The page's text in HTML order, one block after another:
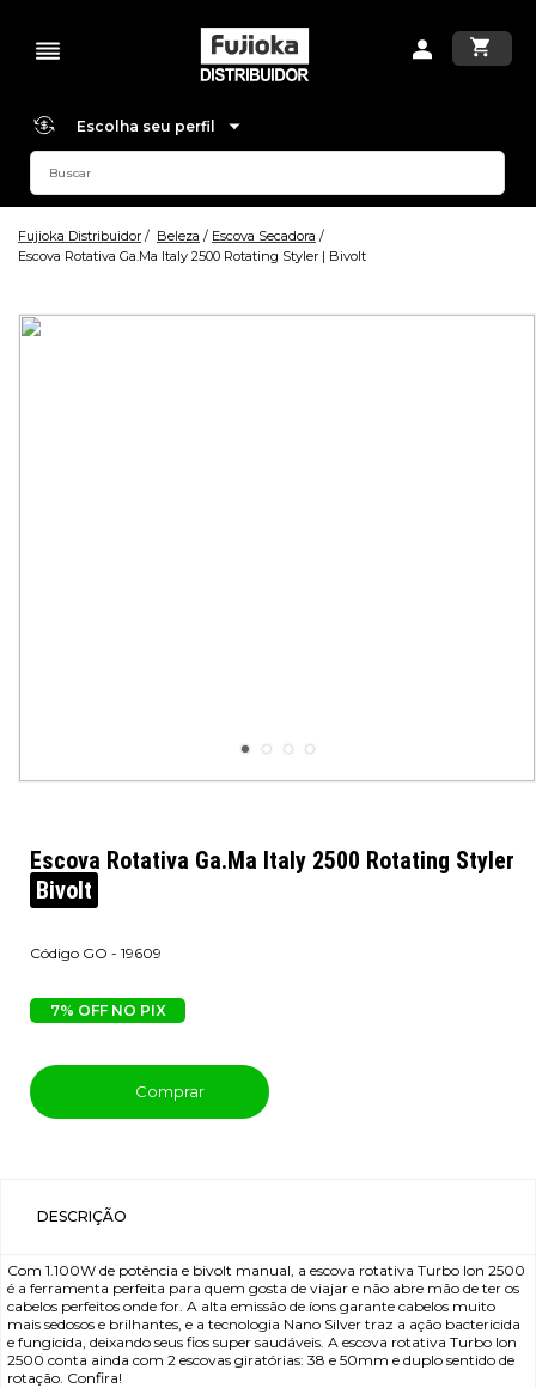
Escolha seu perfil
Fujioka Distribuidor Beleza
Escova Secadora
Escova Rotativa Ga.Ma Italy 2500 Rotating Styler | Bivolt
Escova Rotativa Ga.Ma Italy 2500 Rotating Styler
Bivolt
GO - 19609
7% OFF NO PIX
Comprar
DESCRIÇÃO
Com 1.100W de potência e bivolt manual, a escova rotativa Turbo Ion 2500
é a ferramenta perfeita para quem gosta de viajar e não abre mão de ter os
cabelos perfeitos onde for. A alta emissão de íons garante cabelos muito
mais sedosos e brilhantes, e a tecnologia Nano Silver traz a ação bactericida
e fungicida, deixando seus fios super saudáveis. A escova rotativa Turbo Ion
2500 conta ainda com 2 escovas giratórias: 38 e 50mm e duplo sentido de
rotação. Confira!